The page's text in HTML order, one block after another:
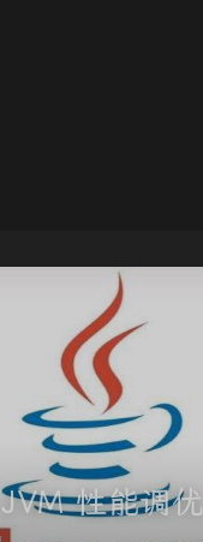
JVM 性能调优